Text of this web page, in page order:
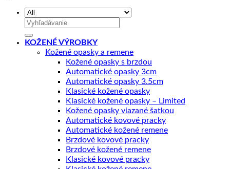
Hľadať:
KOŽENÉ VÝROBKY
Kožené opasky a remene
Kožené opasky s brzdou
Automatické opasky 3cm
Automatické opasky 3.5cm
Klasické kožené opasky
Klasické kožené opasky – Limited
Kožené opasky viazané šatkou
Automatické kovové pracky
Automatické kožené remene
Brzdové kovové pracky
Brzdové kožené remene
Klasické kovové pracky